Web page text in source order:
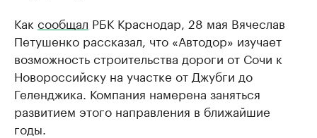
Как сообщал РБК Краснодар, 28 мая Вячеслав
Петушенко рассказал, что «Автодор» изучает
возможность строительства дороги от Сочи к
Новороссийску на участке от Джубги до
Геленджика. Компания намерена заняться
развитием этого направления в ближайшие
годы.